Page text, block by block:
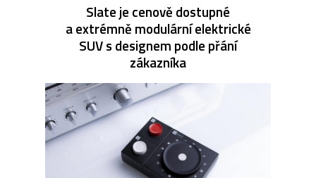
Slate je cenově dostupné
a extrémně modulární elektrické
SUV s designem podle přání
zákazníka